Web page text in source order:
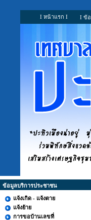
I หน้าแรก I I ข้
ข้อมูลบริการประชาชน
แจ้งเกิด - แจ้งตาย
แจ้งย้าย
การขอบ้านเลขที่